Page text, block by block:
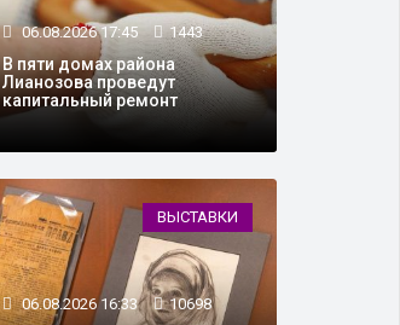
06.08.2026 17:45 1443
В пяти домах района
Лианозова проведут
капитальный ремонт
ВЫСТАВКИ
06.08.2026 16:33 10698